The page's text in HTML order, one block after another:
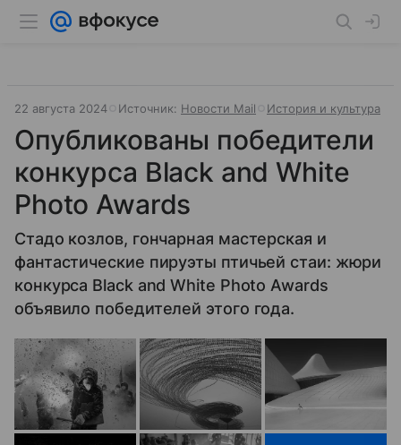
22 августа 2024 Источник: Новости Mail История и культура
Опубликованы победители
конкурса Black and White
Photo Awards
Стадо козлов, гончарная мастерская и
фантастические пируэты птичьей стаи: жюри
конкурса Black and White Photo Awards
объявило победителей этого года.